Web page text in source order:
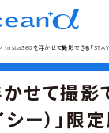
>Insta360を浮かせて撮影できる「
せて撮影
ー）」限